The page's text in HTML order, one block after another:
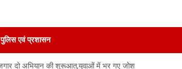
पुलिस एवं प्रशासन
दो अभियान की शुरूआत,युवाओं में भर गए जोश